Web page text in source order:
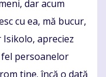
dar acum
cu ea, mă bucur,
apreciez
persoanelor
tine. încă o dată